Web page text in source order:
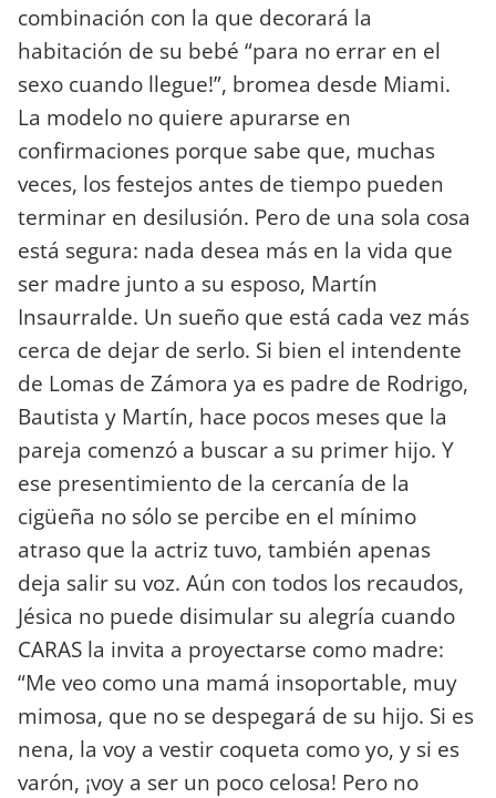
combinación con la que decorará la
habitación de su bebé “para no errar en el
sexo cuando llegue!”, bromea desde Miami.
La modelo no quiere apurarse en
confirmaciones porque sabe que, muchas
veces, los festejos antes de tiempo pueden
terminar en desilusión. Pero de una sola cosa
está segura: nada desea más en la vida que
ser madre junto a su esposo, Martín
Insaurralde. Un sueño que está cada vez más
cerca de dejar de serlo. Si bien el intendente
de Lomas de Zámora ya es padre de Rodrigo,
Bautista y Martín, hace pocos meses que la
pareja comenzó a buscar a su primer hijo. Y
ese presentimiento de la cercanía de la
cigüeña no sólo se percibe en el mínimo
atraso que la actriz tuvo, también apenas
deja salir su voz. Aún con todos los recaudos,
Jésica no puede disimular su alegría cuando
CARAS la invita a proyectarse como madre:
“Me veo como una mamá insoportable, muy
mimosa, que no se despegará de su hijo. Si es
nena, la voy a vestir coqueta como yo, y si es
varón, ¡voy a ser un poco celosa! Pero no